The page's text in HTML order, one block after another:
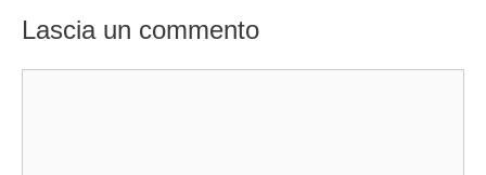
Lascia un commento